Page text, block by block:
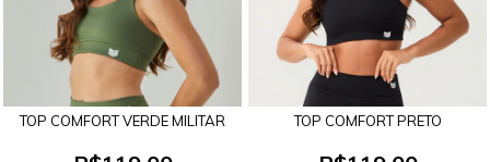
TOP COMFORT VERDE MILITAR TOP COMFORT PRETO